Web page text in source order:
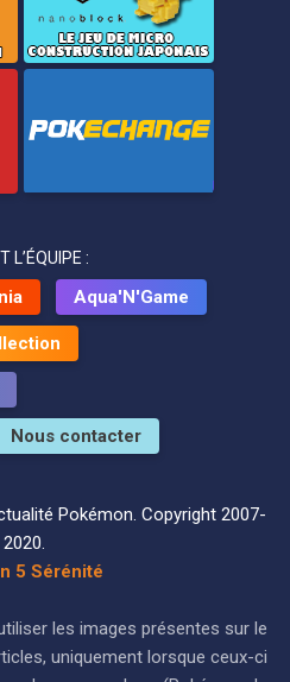
L’ÉQUIPE :
Aqua'N'Game
Nous contacter
Pokémon. Copyright 2007-
2020.
5 Sérénité
les images présentes sur le
uniquement lorsque ceux-ci